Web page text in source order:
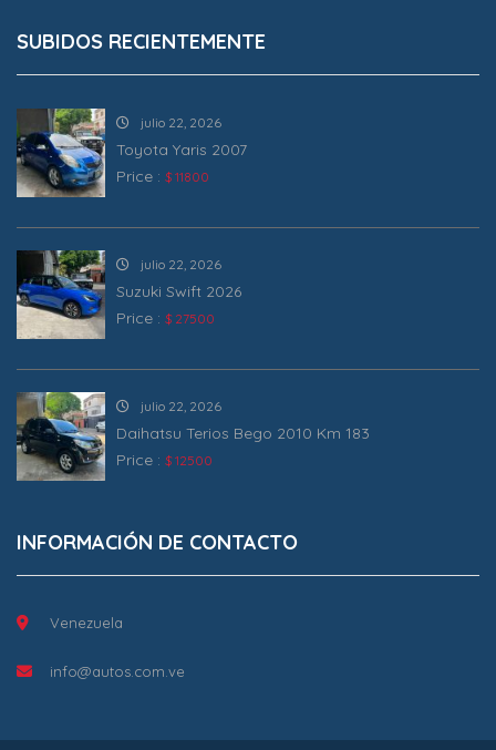
SUBIDOS RECIENTEMENTE
julio 22, 2026
Toyota Yaris 2007
Price : $ 11800
julio 22, 2026
Suzuki Swift 2026
Price : $ 27500
julio 22, 2026
Daihatsu Terios Bego 2010 Km 183
Price : $ 12500
INFORMACIÓN DE CONTACTO
Venezuela
info@autos.com.ve